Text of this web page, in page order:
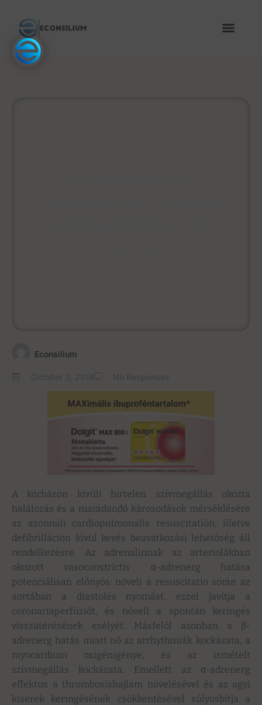
Econsilium
A kórházon kívüli hirtelen szívmegállás okozta
halálozás és a maradandó károsodások mérséklésére
az azonnali cardiopulmonalis resuscitatión, illetve
defibrilláción kívül kevés beavatkozási lehetőség áll
rendelkezésre. Az adrenalinnak az arteriolákban
okozott vasoconstrictiv α-adrenerg hatása
potenciálisan előnyös: növeli a resuscitatio során az
aortában a diastolés nyomást, ezzel javítja a
coronariaperfúziót, és növeli a spontán keringés
visszatérésének esélyét. Másfelől azonban a β-
adrenerg hatás miatt nő az arrhythmiák kockázata, a
myocardium oxigénigénye, és az ismételt
szívmegállás kockázata. Emellett az α-adrenerg
effektus a thrombosishajlam növelésével és az agyi
kiserek keringésének csökkentésével súlyosbítja a